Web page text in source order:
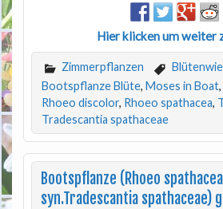
Hier klicken um weiter
Zimmerpflanzen
Bootspflanze Blüte, Moses in Boat,
Rhoeo discolor, Rhoeo spathacea,
Tradescantia spathaceae
Bootspflanze (Rhoeo spathacea
syn.Tradescantia spathaceae)